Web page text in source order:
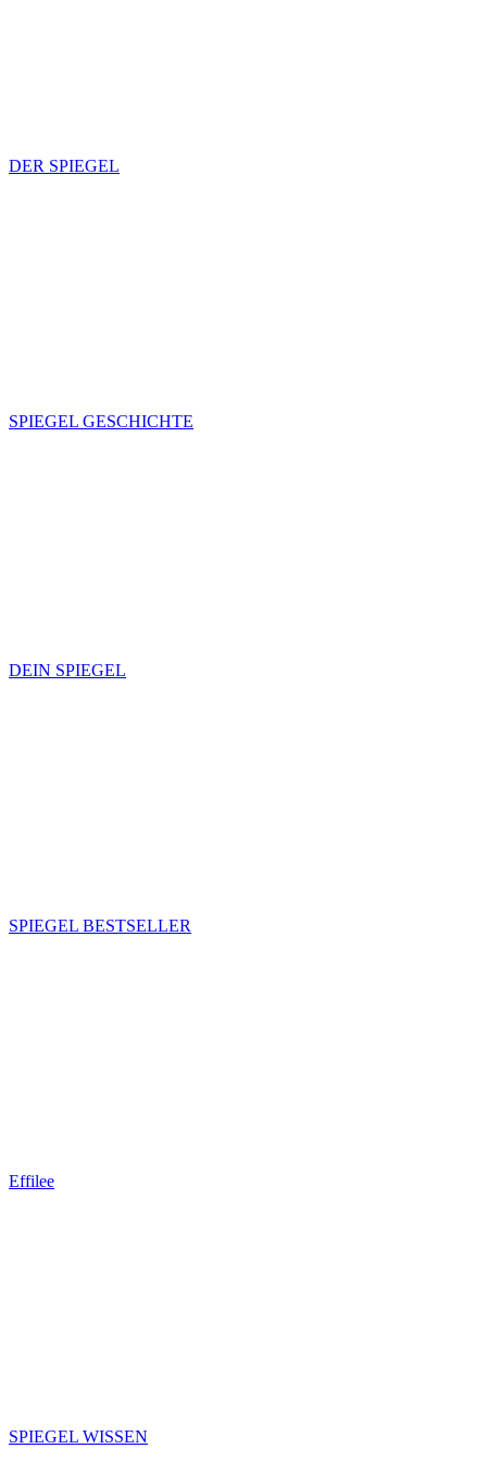
DER SPIEGEL
SPIEGEL GESCHICHTE
DEIN SPIEGEL
SPIEGEL BESTSELLER
Effilee
SPIEGEL WISSEN